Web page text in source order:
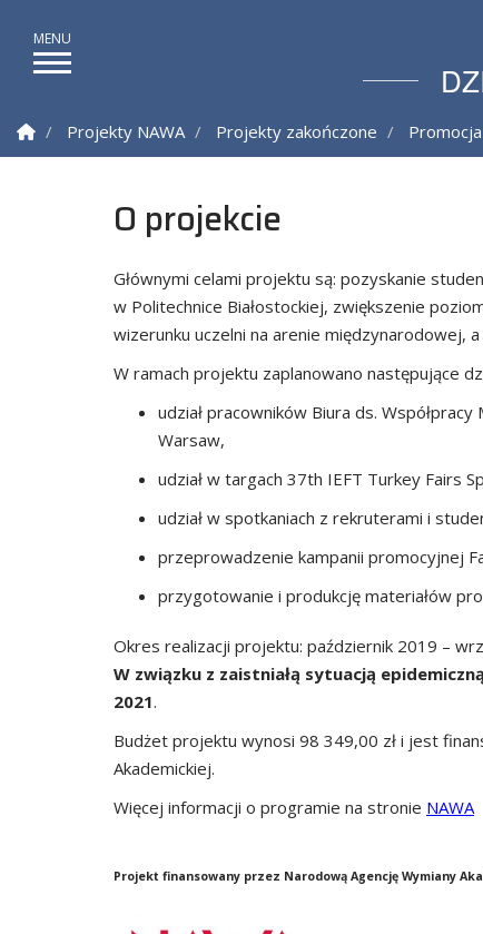
Strona Główna
Projekty NAWA Projekty zakończone
O projekcie
Głównymi celami projektu są: pozyskanie
w Politechnice Białostockiej, zwiększenie
wizerunku uczelni na arenie międzynarodowej,
W ramach projektu zaplanowano następujące
udział pracowników Biura ds.
Warsaw,
udział w targach 37th IEFT Turkey Fairs
udział w spotkaniach z rekruterami i
przeprowadzenie kampanii promocyjnej
przygotowanie i produkcję materiałów
Okres realizacji projektu: październik 2019 –
W związku z zaistniałą sytuacją
2021.
Budżet projektu wynosi 98 349,00 zł i jest
Akademickiej.
Więcej informacji o programie na stronie NAWA
Projekt finansowany przez Narodową Agencję Wymiany